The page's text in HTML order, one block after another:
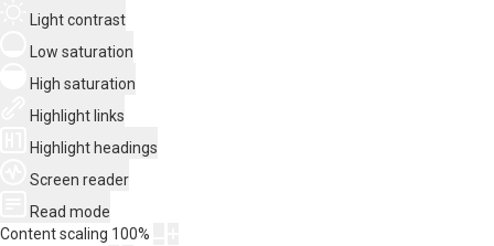
Light contrast
Low saturation
High saturation
Highlight links
Highlight headings
Screen reader
Read mode
Content scaling 100%